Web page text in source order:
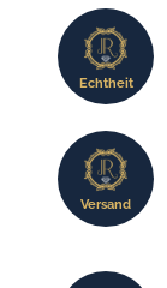
Echtheit
Versand